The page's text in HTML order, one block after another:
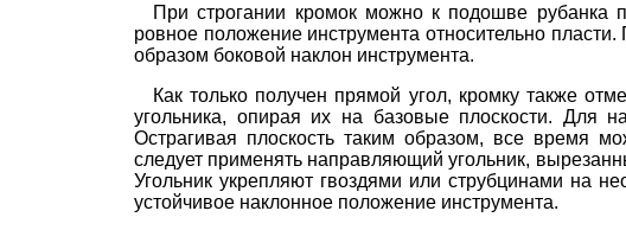
При строгании кромок можно к подошве рубанка
ровное положение инструмента относительно
образом боковой наклон инструмента.
Как только получен прямой угол, кромку также
угольника, опирая их на базовые плоскости. Для
Острагивая плоскость таким образом, все время
следует применять направляющий угольник,
Угольник укрепляют гвоздями или струбцинами на
устойчивое наклонное положение инструмента.